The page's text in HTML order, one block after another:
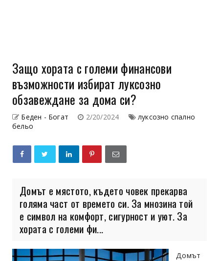
Защо хората с големи финансови
възможности избират луксозно
обзавеждане за дома си?
Беден - Богат 2/20/2024
луксозно спално
бельо
Домът е мястото, където човек прекарва
голяма част от времето си. За мнозина той
е символ на комфорт, сигурност и уют. За
хората с големи фи...
Домът